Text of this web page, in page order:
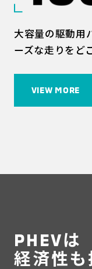
大容量の駆動用
ーズな走りをど
VIEW MORE
PHEVは
経済性も